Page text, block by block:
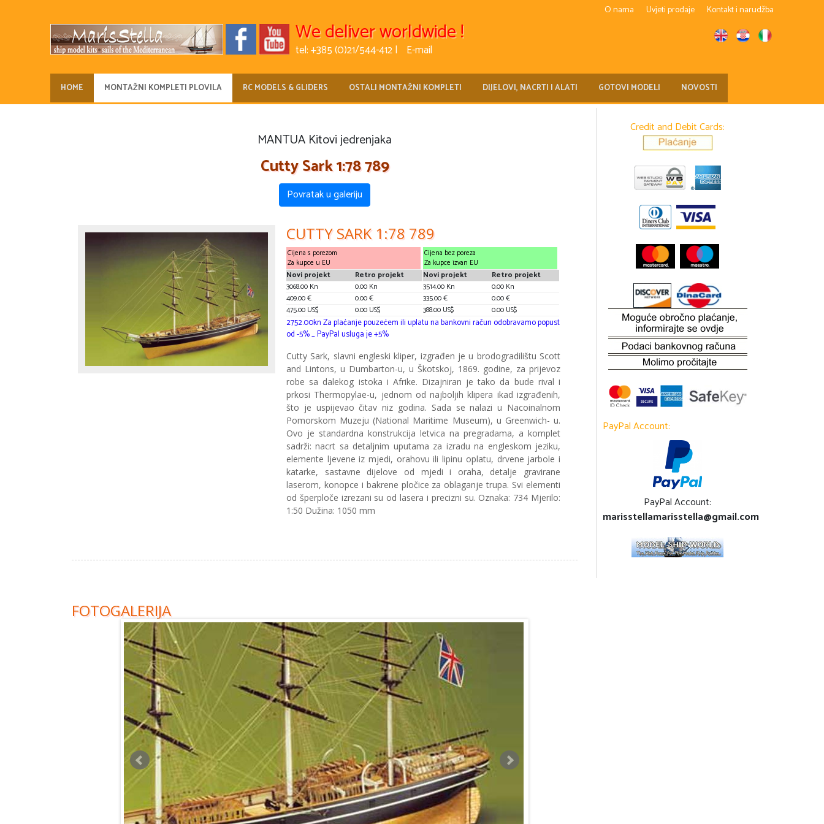
O nama Uvjeti prodaje Kontakt i narudžba
We deliver worldwide !
tel: +385 (0)21/544-412 | E-mail
HOME MONTAŽNI KOMPLETI PLOVILA RC MODELS & GLIDERS OSTALI MONTAŽNI KOMPLETI DIJELOVI, NACRTI I ALATI GOTOVI MODELI NOVOSTI
MANTUA Kitovi jedrenjaka
Cutty Sark 1:78 789
Povratak u galeriju
CUTTY SARK 1:78 789
Cijena s porezom
Za kupce u EU
Novi projekt
Retro projekt
3068.00 Kn
0.00 Kn
409.00 €
0.00 €
475.00 US$
0.00 US$
Cijena bez poreza
Za kupce izvan EU
Novi projekt
Retro projekt
3514.00 Kn
0.00 Kn
335.00 €
0.00 €
388.00 US$
0.00 US$
2752.00kn Za plaćanje pouzećem ili uplatu na bankovni račun odobravamo popust
od -5% _ PayPal usluga je +5%
Cutty Sark, slavni engleski kliper, izgrađen je u brodogradilištu Scott
and Lintons, u Dumbarton-u, u Škotskoj, 1869. godine, za prijevoz
robe sa dalekog istoka i Afrike. Dizajniran je tako da bude rival i
prkosi Thermopylae-u, jednom od najboljih klipera ikad izgrađenih,
što je uspijevao čitav niz godina. Sada se nalazi u Nacoinalnom
Pomorskom Muzeju (National Maritime Museum), u Greenwich- u.
Ovo je standardna konstrukcija letvica na pregradama, a komplet
sadrži: nacrt sa detaljnim uputama za izradu na engleskom jeziku,
elemente ljevene iz mjedi, orahovu ili lipinu oplatu, drvene jarbole i
katarke, sastavne dijelove od mjedi i oraha, detalje gravirane
laserom, konopce i bakrene pločice za oblaganje trupa. Svi elementi
od šperploče izrezani su od lasera i precizni su. Oznaka: 734 Mjerilo:
1:50 Dužina: 1050 mm
FOTOGALERIJA
Credit and Debit Cards:
PayPal Account:
PayPal Account:
marisstellamarisstella@gmail.com